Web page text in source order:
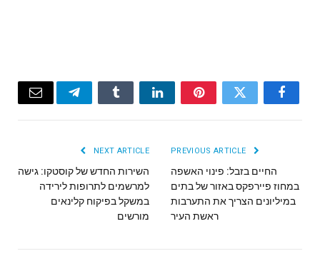
Facebook
Twitter
Pinterest
LinkedIn
Tumblr
Telegram
Email
החיים בזבל: פינוי האשפה
במחוז פיירפקס באזור של בתים
במיליונים הצריך את התערבות
ראשת העיר
NEXT ARTICLE
השירות החדש של קוסטקו: גישה
למרשמים לתרופות לירידה
במשקל בפיקוח קלינאים
מורשים